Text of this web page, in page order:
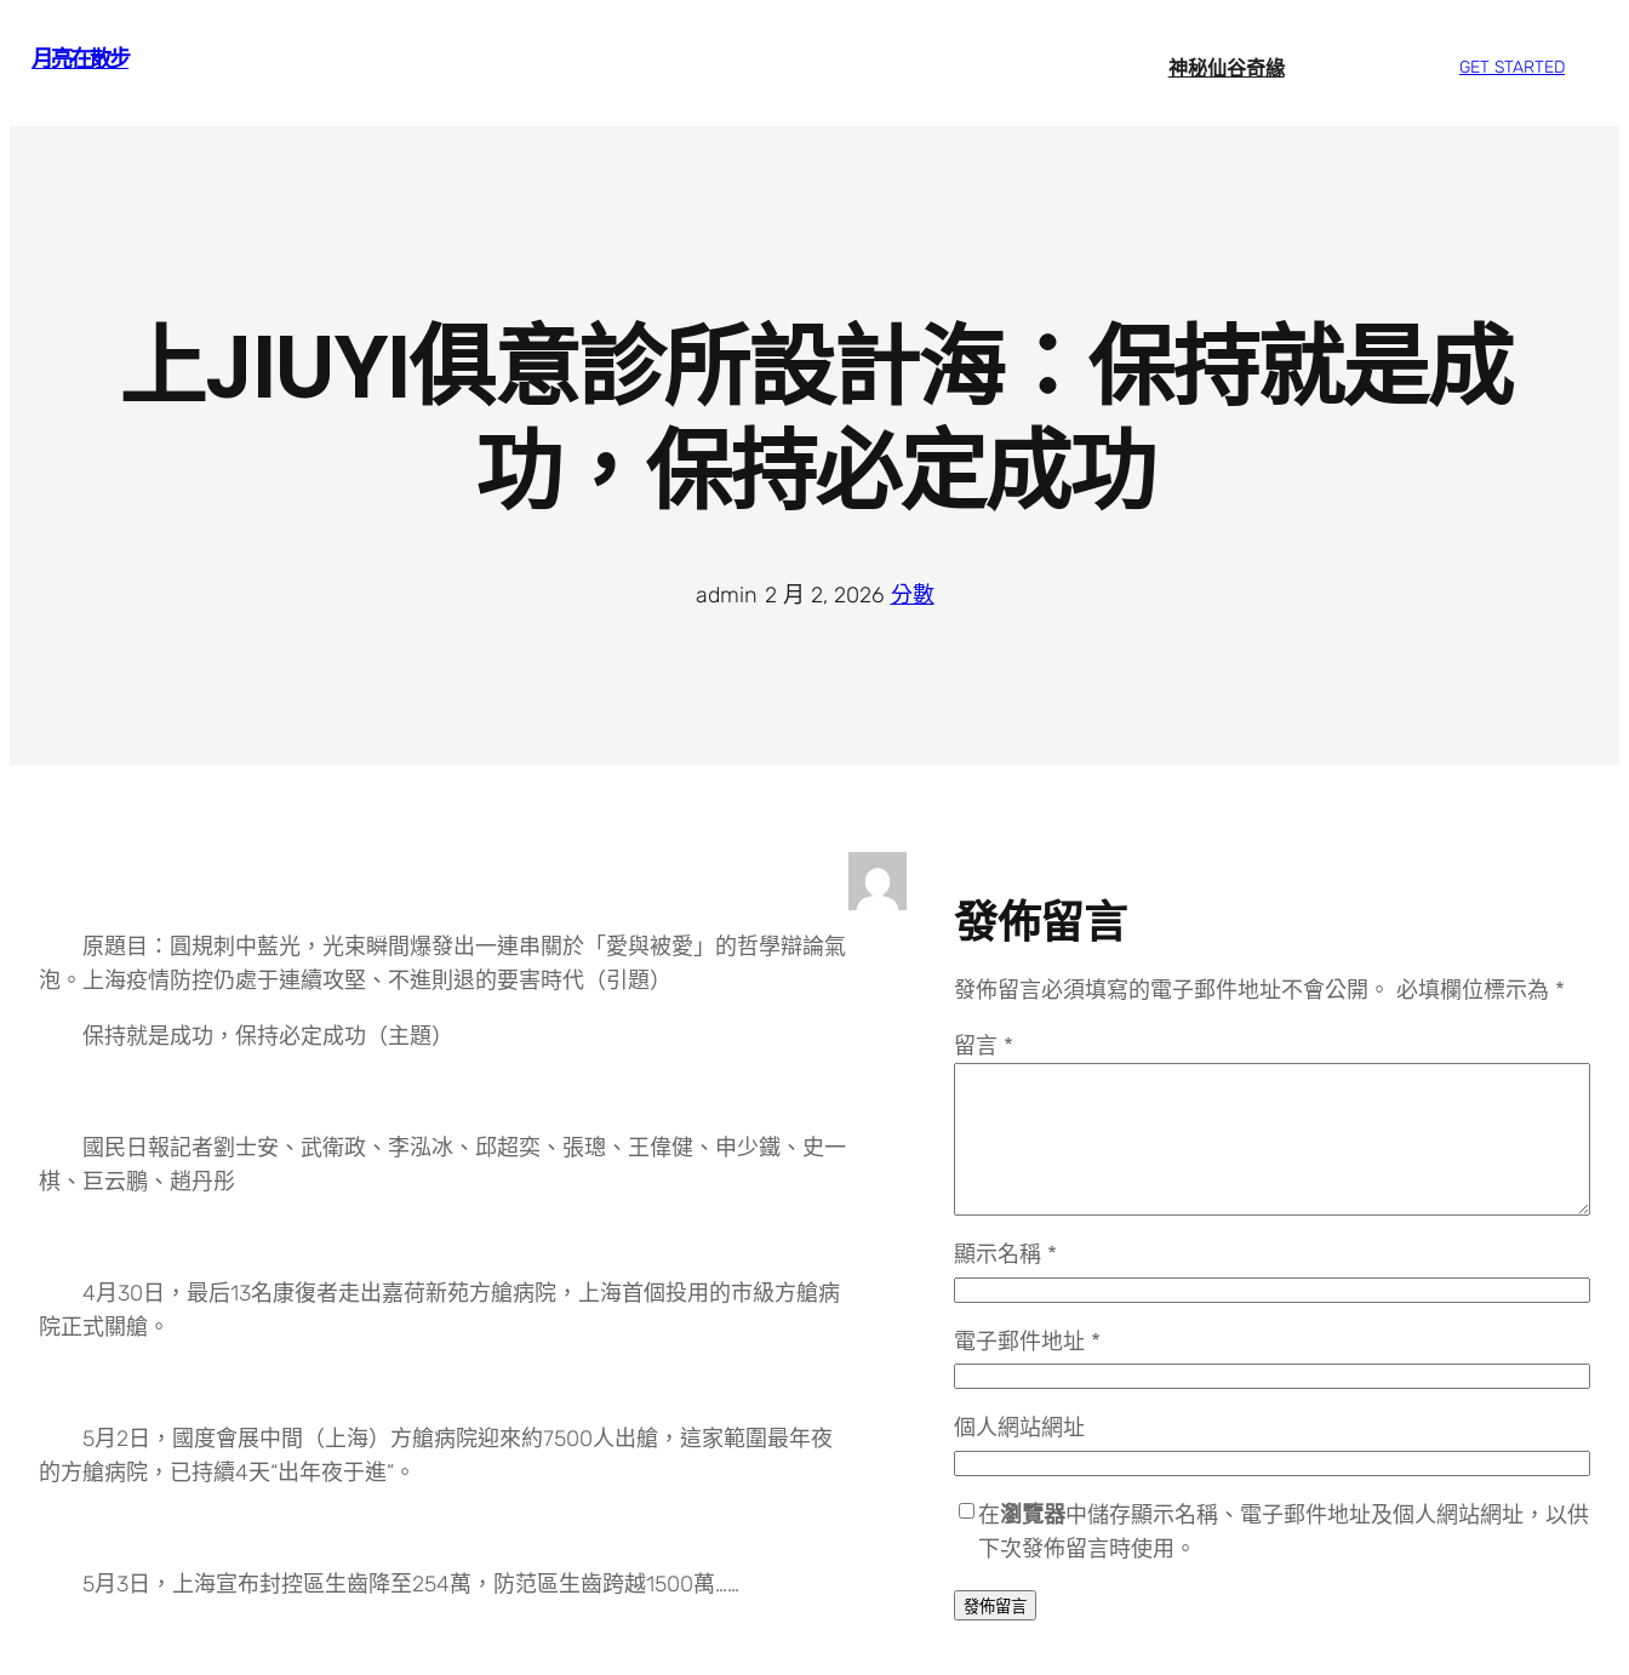
月亮在散步 神秘仙谷奇緣 GET STARTED
上JIUYI俱意診所設計海：保持就是成
功，保持必定成功
admin 2 月 2, 2026· 分數
原題目：圓規刺中藍光，光束瞬間爆發出一連串關於「愛與被愛」的哲學辯論氣
泡。上海疫情防控仍處于連續攻堅、不進則退的要害時代（引題）
保持就是成功，保持必定成功（主題）
國民日報記者劉士安、武衛政、李泓冰、邱超奕、張璁、王偉健、申少鐵、史一
棋、巨云鵬、趙丹彤
4月30日，最后13名康復者走出嘉荷新苑方艙病院，上海首個投用的市級方艙病
院正式關艙。
5月2日，國度會展中間（上海）方艙病院迎來約7500人出艙，這家範圍最年夜
的方艙病院，已持續4天“出年夜于進”。
5月3日，上海宣布封控區生齒降至254萬，防范區生齒跨越1500萬……
發佈留言
發佈留言必須填寫的電子郵件地址不會公開。 必填欄位標示為 *
留言 *
顯示名稱 *
電子郵件地址 *
個人網站網址
在瀏覽器中儲存顯示名稱、電子郵件地址及個人網站網址，以供
下次發佈留言時使用。